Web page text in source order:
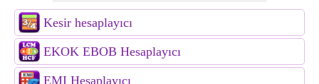
Kesir hesaplayıcı
EKOK EBOB Hesaplayıcı
EMI Hesaplayıcı